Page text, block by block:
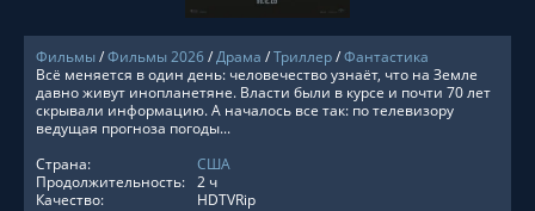
Фильмы/Фильмы 2026/Драма /Триллер/Фантастика
Всё меняется в один день: человечество узнаёт, что на Земле
давно живут инопланетяне. Власти были в курсе и почти 70 лет
скрывали информацию. А началось все так: по телевизору
ведущая прогноза погоды...
Страна:
США
Продолжительность: 2 ч
Качество:
HDTVRip